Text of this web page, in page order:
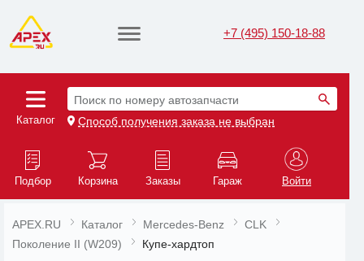
+7 (495) 150-18-88
Каталог
Поиск по номеру автозапчасти
Способ получения заказа не выбран
Подбор Корзина Заказы Гараж Войти
APEX.RU Каталог Mercedes-Benz
CLK
Поколение II (W209)
Купе-хардтоп